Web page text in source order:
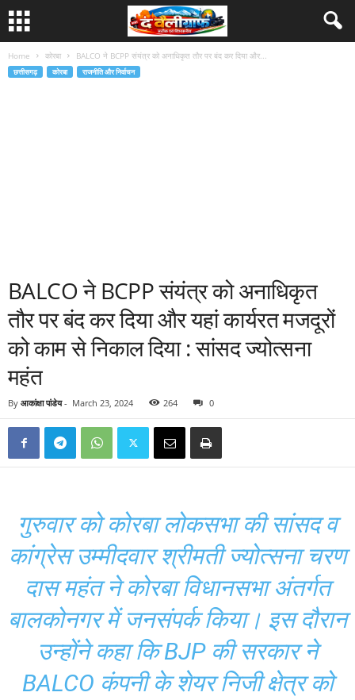
Home कोरबा BALCO ने BCPP संयंत्र को अनाधिकृत तौर पर बंद कर दिया और...
छत्तीसगढ़ कोरबा राजनीति और निर्वाचन
BALCO ने BCPP संयंत्र को अनाधिकृत
तौर पर बंद कर दिया और यहां कार्यरत मजदूरों
को काम से निकाल दिया : सांसद ज्योत्सना
महंत
By आकांक्षा पांडेय- March 23, 2024 264 0
गुरुवार को कोरबा लोकसभा की सांसद व
कांग्रेस उम्मीदवार श्रीमती ज्योत्सना चरण
दास महंत ने कोरबा विधानसभा अंतर्गत
बालकोनगर में जनसंपर्क किया। इस दौरान
उन्होंने कहा कि BJP की सरकार ने
BALCO कंपनी के शेयर निजी क्षेत्र को